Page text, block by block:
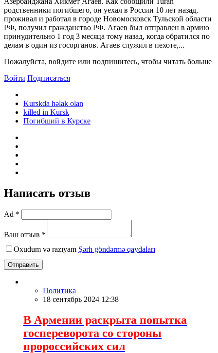
родственники погибшего, он уехал в России 10 лет назад,
проживал и работал в городе Новомосковск Тульской области
РФ, получил гражданство РФ. Агаев был отправлен в армию
принудительно 1 год 3 месяца тому назад, когда обратился по
делам в один из госорганов. Агаев служил в пехоте,...
Пожалуйста, войдите или подпишитесь, чтобы читать больше
Войти Подписаться
Kurskda həlak olan
killed in Kursk
Погибший в Курске
Написать отзыв
Ad *
Ваш отзыв *
Oxudum və razıyam Şərh göndərmə qaydaları
Отправить
Политика
18 сентябрь 2024 12:38
В Армении раскрыта попытка
госпереворота со стороны
пророссийских сил